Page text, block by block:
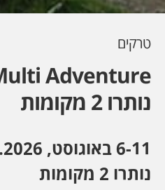
טרקים
נותרו 2 מקומות
נותרו 2 מקומות